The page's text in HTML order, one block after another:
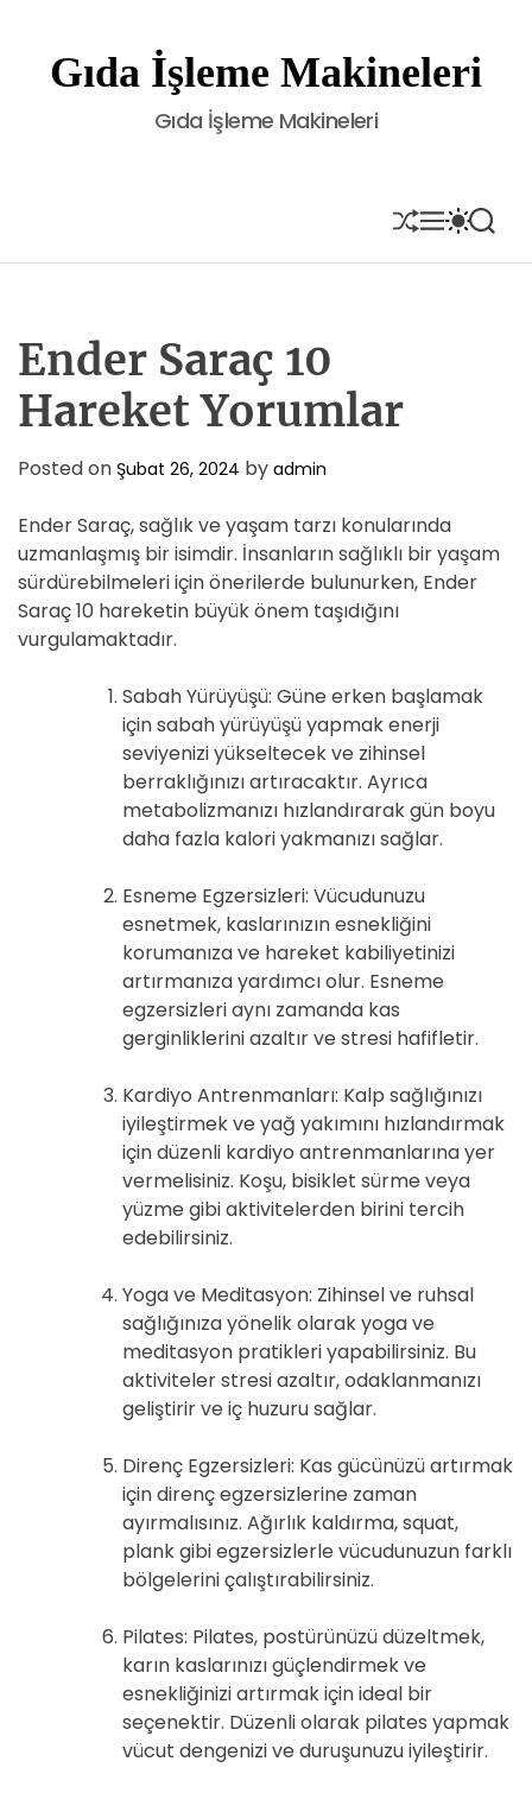
t
Gıda İşleme Makineleri
Gıda İşleme Makineleri
S
H
U
M
E
N
S
W
I
E
S
E
A
Ender Saraç 10
Hareket Yorumlar
Posted on Şubat 26, 2024 by admin
Ender Saraç, sağlık ve yaşam tarzı konularında
uzmanlaşmış bir isimdir. İnsanların sağlıklı bir yaşam
sürdürebilmeleri için önerilerde bulunurken, Ender
Saraç 10 hareketin büyük önem taşıdığını
vurgulamaktadır.
Sabah Yürüyüşü: Güne erken başlamak
için sabah yürüyüşü yapmak enerji
seviyenizi yükseltecek ve zihinsel
berraklığınızı artıracaktır. Ayrıca
metabolizmanızı hızlandırarak gün boyu
daha fazla kalori yakmanızı sağlar.
Esneme Egzersizleri: Vücudunuzu
esnetmek, kaslarınızın esnekliğini
korumanıza ve hareket kabiliyetinizi
artırmanıza yardımcı olur. Esneme
egzersizleri aynı zamanda kas
gerginliklerini azaltır ve stresi hafifletir.
Kardiyo Antrenmanları: Kalp sağlığınızı
iyileştirmek ve yağ yakımını hızlandırmak
için düzenli kardiyo antrenmanlarına yer
vermelisiniz. Koşu, bisiklet sürme veya
yüzme gibi aktivitelerden birini tercih
edebilirsiniz.
Yoga ve Meditasyon: Zihinsel ve ruhsal
sağlığınıza yönelik olarak yoga ve
meditasyon pratikleri yapabilirsiniz. Bu
aktiviteler stresi azaltır, odaklanmanızı
geliştirir ve iç huzuru sağlar.
Direnç Egzersizleri: Kas gücünüzü artırmak
için direnç egzersizlerine zaman
ayırmalısınız. Ağırlık kaldırma, squat,
plank gibi egzersizlerle vücudunuzun farklı
bölgelerini çalıştırabilirsiniz.
Pilates: Pilates, postürünüzü düzeltmek,
karın kaslarınızı güçlendirmek ve
esnekliğinizi artırmak için ideal bir
seçenektir. Düzenli olarak pilates yapmak
vücut dengenizi ve duruşunuzu iyileştirir.